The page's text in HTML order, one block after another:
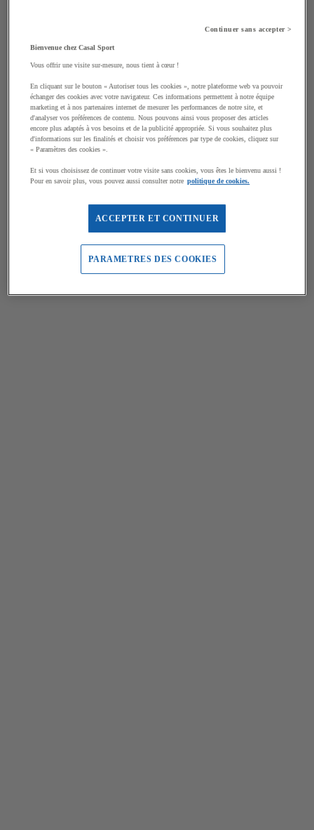
Continuer sans accepter >
Bienvenue chez Casal Sport
Vous offrir une visite sur-mesure, nous tient à cœur !
En cliquant sur le bouton « Autoriser tous les cookies », notre plateforme web va pouvoir
échanger des cookies avec votre navigateur. Ces informations permettent à notre équipe
marketing et à nos partenaires internet de mesurer les performances de notre site, et
d'analyser vos préférences de contenu. Nous pouvons ainsi vous proposer des articles
encore plus adaptés à vos besoins et de la publicité appropriée. Si vous souhaitez plus
d'informations sur les finalités et choisir vos préférences par type de cookies, cliquez sur
« Paramètres des cookies ».
Et si vous choisissez de continuer votre visite sans cookies, vous êtes le bienvenu aussi !
Pour en savoir plus, vous pouvez aussi consulter notre politique de cookies.
ACCEPTER ET CONTINUER
PARAMETRES DES COOKIES